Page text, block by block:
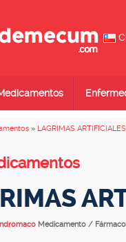
» LAGRIMAS ARTIFICIALES
Medicamento / Fármaco